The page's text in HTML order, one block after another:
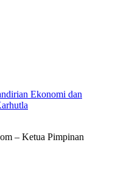
Ekonomi dan
– Ketua Pimpinan